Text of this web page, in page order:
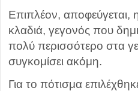
Επιπλέον, αποφεύγεται,
κλαδιά, γεγονός που
πολύ περισσότερο στα
συγκομίσει ακόμη.
Για το πότισμα